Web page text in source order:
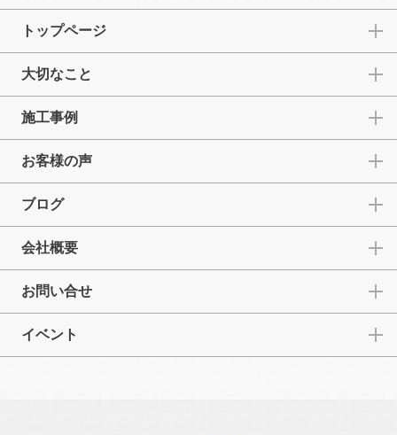
トップページ
大切なこと
施工事例
お客様の声
ブログ
会社概要
お問い合せ
イベント